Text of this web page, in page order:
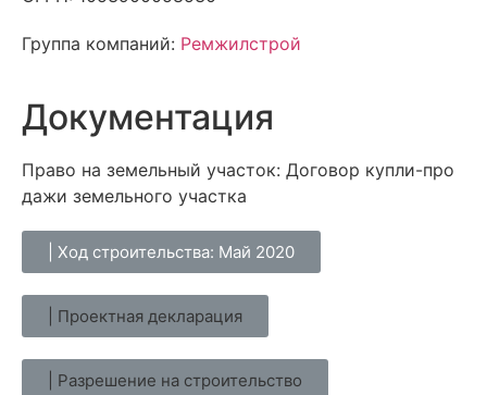
Группа компаний: Ремжилстрой
Документация
Право на земельный участок: До​говор куп​ли-про​
дажи зе​мель​но​го учас​тка
| Ход строительства: Май 2020
| Проектная декларация
| Разрешение на строительство